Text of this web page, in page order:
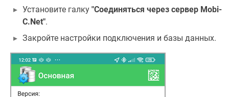
Установите галку "Соединяться через сервер Mobi-
C.Net".
Закройте настройки подключения и базы данных.